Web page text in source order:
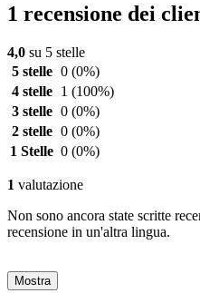
1 recensione dei
4,0 su 5 stelle
5 stelle 0 (0%)
4 stelle
1 (100%)
3 stelle 0 (0%)
2 stelle 0 (0%)
1 Stelle 0 (0%)
1 valutazione
Non sono ancora state scritte
recensione in un'altra lingua.
Mostra